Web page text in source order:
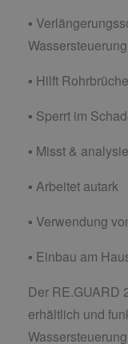
▪
Wassersteuerung
▪ Hilft
▪ Sperrt im
▪ Misst &
▪ Arbeitet autark
▪ Verwendung
▪ Einbau am
Der RE.GUARD
erhältlich und